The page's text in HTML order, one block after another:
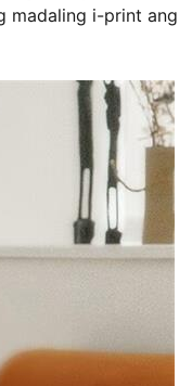
madaling i-print ang